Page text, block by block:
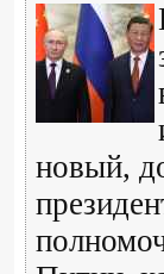
новый,